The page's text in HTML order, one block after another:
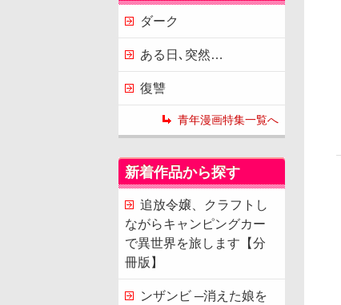
ダーク
ある日､突然…
復讐
青年漫画特集一覧へ
新着作品から探す
追放令嬢、クラフトし
ながらキャンピングカー
で異世界を旅します【分
冊版】
ンザンビ ─消えた娘を